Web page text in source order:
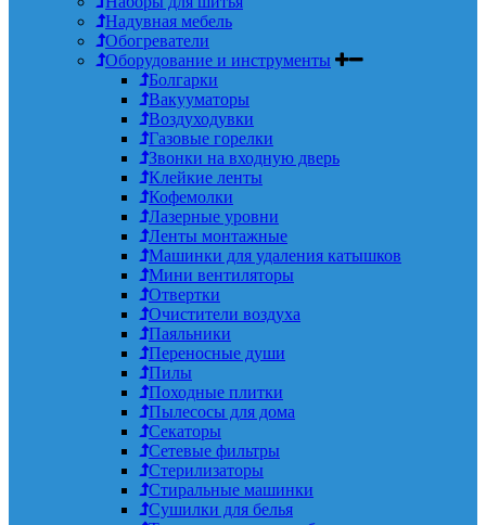
Надувная мебель
Обогреватели
Оборудование и инструменты
Болгарки
Вакууматоры
Воздуходувки
Газовые горелки
Звонки на входную дверь
Клейкие ленты
Кофемолки
Лазерные уровни
Ленты монтажные
Машинки для удаления катышков
Мини вентиляторы
Отвертки
Очистители воздуха
Паяльники
Переносные души
Пилы
Походные плитки
Пылесосы для дома
Секаторы
Сетевые фильтры
Стерилизаторы
Стиральные машинки
Сушилки для белья